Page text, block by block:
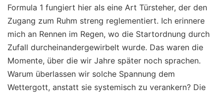
Formula 1 fungiert hier als eine Art Türsteher, der den
Zugang zum Ruhm streng reglementiert. Ich erinnere
mich an Rennen im Regen, wo die Startordnung durch
Zufall durcheinandergewirbelt wurde. Das waren die
Momente, über die wir Jahre später noch sprachen.
Warum überlassen wir solche Spannung dem
Wettergott, anstatt sie systemisch zu verankern? Die